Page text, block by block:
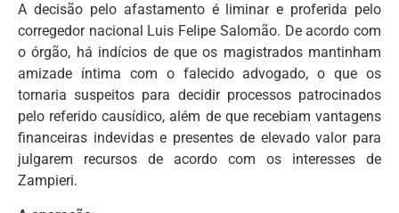
A decisão pelo afastamento é liminar e proferida pelo
corregedor nacional Luis Felipe Salomão. De acordo com
o órgão, há indícios de que os magistrados mantinham
amizade íntima com o falecido advogado, o que os
tornaria suspeitos para decidir processos patrocinados
pelo referido causídico, além de que recebiam vantagens
financeiras indevidas e presentes de elevado valor para
julgarem recursos de acordo com os interesses de
Zampieri.